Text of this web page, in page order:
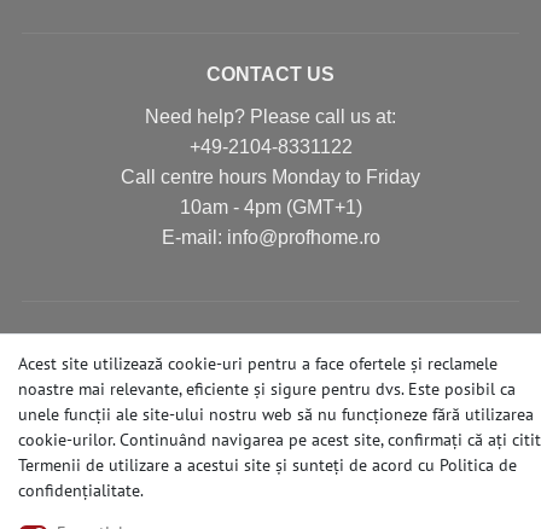
CONTACT US
Need help? Please call us at:
+49-2104-8331122
Call centre hours Monday to Friday
10am - 4pm (GMT+1)
Е-mail: info@profhome.ro
SOCIAL MEDIA
Acest site utilizează cookie-uri pentru a face ofertele și reclamele
noastre mai relevante, eficiente și sigure pentru dvs. Este posibil ca
unele funcții ale site-ului nostru web să nu funcționeze fără utilizarea
cookie-urilor. Continuând navigarea pe acest site, confirmați că ați citit
Termenii de utilizare a acestui site și sunteți de acord cu Politica de
confidențialitate.